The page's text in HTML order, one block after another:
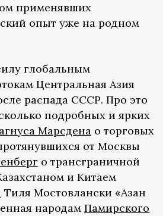
применявших
опыт уже на родном
глобальным
Центральная Азия
распада СССР. Про это
подробных и ярких
Марсдена о торговых
от Москвы
о трансграничной
и Китаем
Тиля Мостовлански «Азан
народам Памирского